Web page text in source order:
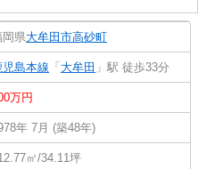
岡県大牟田市高砂町
児島本線 「 大牟田 」駅 徒歩33分
万円
年 7月 (築48年)
㎡/34.11坪